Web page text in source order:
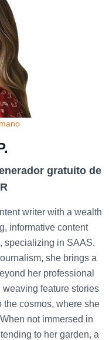
gratuito de
writer with a wealth
informative content
specializing in SAAS.
she brings a
her professional
feature stories
the cosmos, where she
not immersed in
to her garden, a